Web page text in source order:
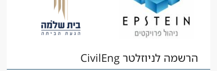
הרשמה לניוזלטר CivilEng